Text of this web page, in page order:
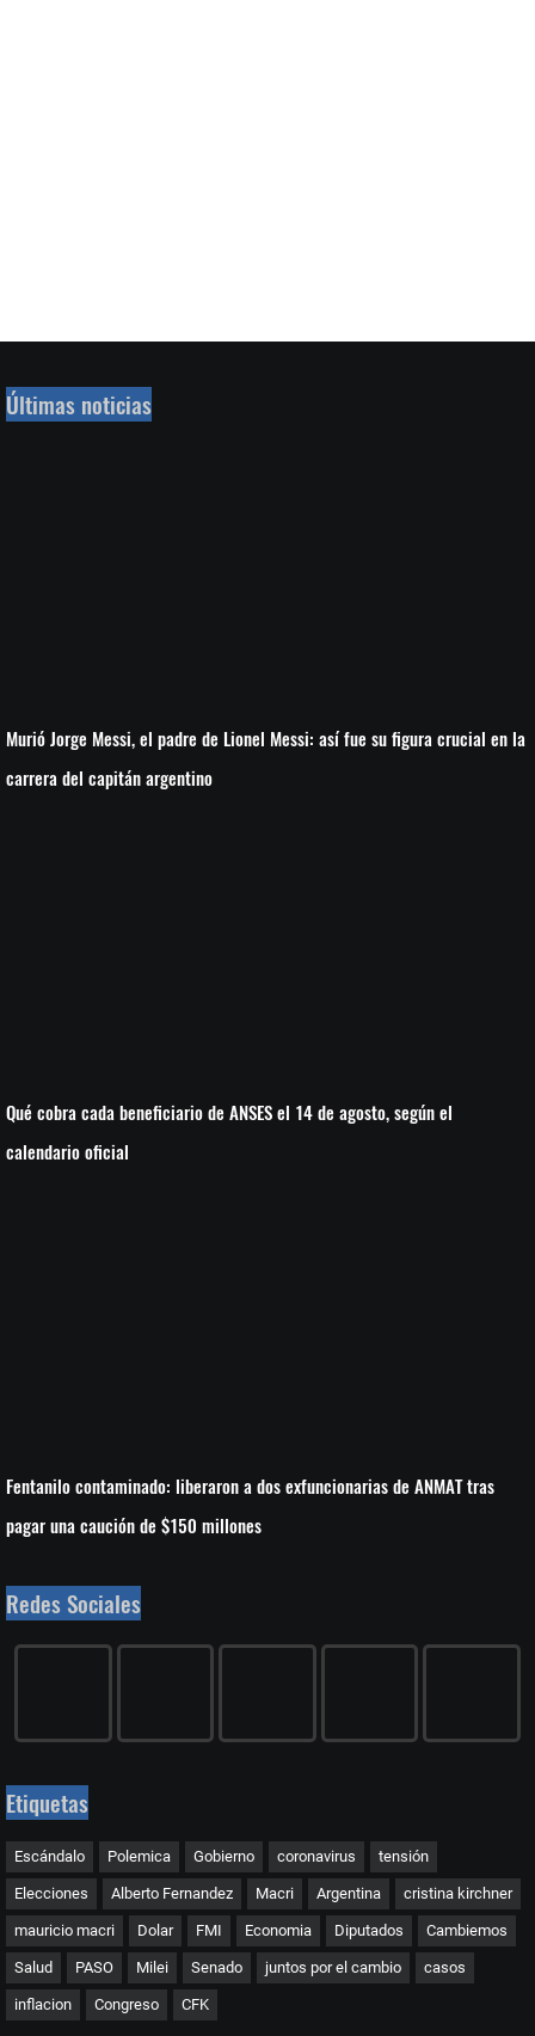
Últimas noticias
Murió Jorge Messi, el padre de Lionel Messi: así fue su figura crucial en la
carrera del capitán argentino
Qué cobra cada beneficiario de ANSES el 14 de agosto, según el
calendario oficial
Fentanilo contaminado: liberaron a dos exfuncionarias de ANMAT tras
pagar una caución de $150 millones
Redes Sociales
Etiquetas
Escándalo Polemica Gobierno coronavirus tensión
Elecciones Alberto Fernandez Macri Argentina cristina kirchner
mauricio macri Dolar FMI Economia Diputados Cambiemos
Salud PASO Milei Senado juntos por el cambio casos
inflacion Congreso CFK